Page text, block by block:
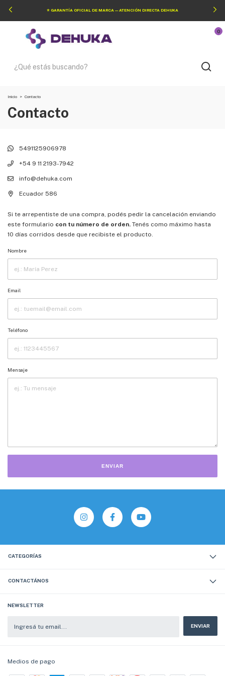
⭐ GARANTÍA OFICIAL DE MARCA — ATENCIÓN DIRECTA DEHUKA
0
Inicio > Contacto
Contacto
5491125906978
+54 9 11 2193-7942
info@dehuka.com
Ecuador 586
Si te arrepentiste de una compra, podés pedir la cancelación enviando
este formulario con tu número de orden. Tenés como máximo hasta
10 días corridos desde que recibiste el producto.
Nombre
Email
Teléfono
Mensaje
ENVIAR
CATEGORÍAS
CONTACTÁNOS
NEWSLETTER
Medios de pago